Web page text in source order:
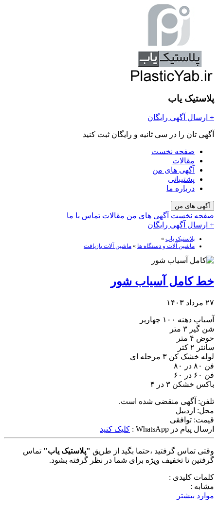
پلاستیک یاب
+ ارسال آگهی رایگان
آگهی تان را در سی ثانیه و رایگان ثبت کنید
صفحه نخست
مقالات
آگهی های من
پشتیبانی
درباره ما
آگهی های من
صفحه نخست آگهی های من مقالات تماس با ما
+ ارسال آگهی رایگان
پلاستیک یاب »
ماشین آلات و دستگاه ها » ماشین آلات بازیافت
خط کامل آسیاب شور
۲۷ مرداد ۱۴۰۳
آسیاب دهنه ۱۰۰ چهارپر
شن گیر ۳ متر
حوض ۴ متر
سانتر ۲ کتر
لوله خشک کن ۳ مرحله ای
فن ۸۰ در ۸۰
فن ۶۰ در ۶۰
باکس خشکن ۳ در ۴
تلفن: آگهی منقضی شده است.
محل: اردبیل
قیمت: توافقی
ارسال پیام در WhatsApp :
کلیک کنید
وقتی تماس گرفتید ،حتما بگید از طریق "پلاستیک یاب" تماس
گرفتین تا تخفیف ویژه برای شما در نظر گرفته بشود.
کلمات کلیدی :
مشابه :
موارد بیشتر